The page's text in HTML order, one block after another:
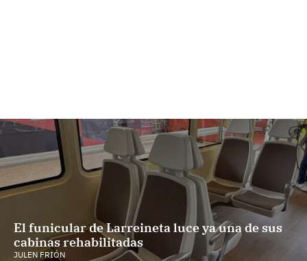
El funicular de Larreineta luce ya una de sus
cabinas rehabilitadas
JULEN FRIÓN